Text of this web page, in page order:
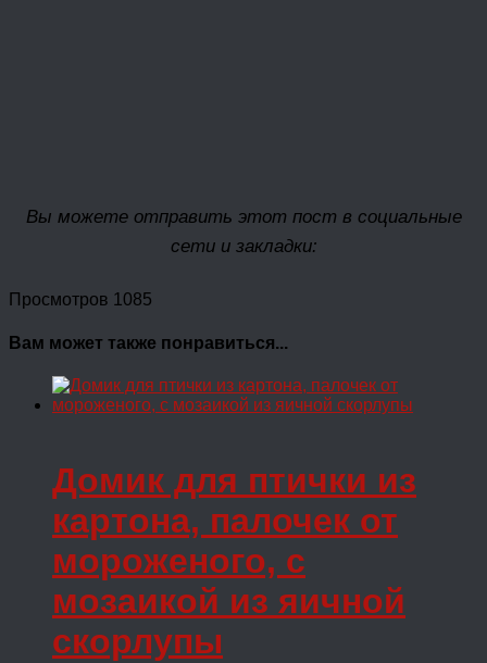
Вы можете отправить этот пост в социальные
сети и закладки:
Просмотров 1085
Вам может также понравиться...
Домик для птички из
картона, палочек от
мороженого, с
мозаикой из яичной
скорлупы